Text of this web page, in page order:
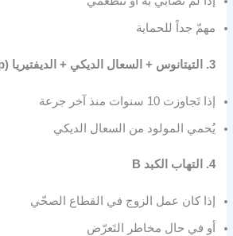
مهمّ جداً للحماية
3. التيتانوس + السعال الديكي + الديفتيريا (Tdap)
إذا تَجاوزت 10 سنوات منذ آخر جرعة
يُحمي المولود من السعال الديكي
4. التهاب الكبد B
إذا كان عمل الزوج في القطاع الصحّي
أو في حال مخاطر التَعرّض